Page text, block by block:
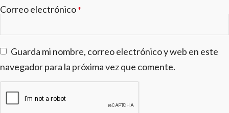
Correo electrónico*
Guarda mi nombre, correo electrónico y web en este
navegador para la próxima vez que comente.